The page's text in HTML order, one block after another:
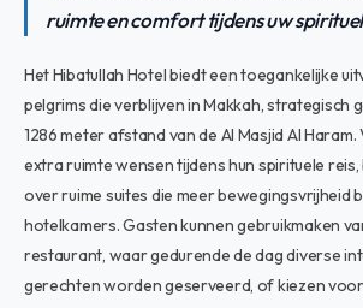
ruimte en comfort tijdens uw
Het Hibatullah Hotel biedt een toegankelijke
pelgrims die verblijven in Makkah, strategisch
1286 meter afstand van de Al Masjid Al
extra ruimte wensen tijdens hun spirituele
over ruime suites die meer bewegingsvrijheid
hotelkamers. Gasten kunnen gebruikmaken
restaurant, waar gedurende de dag diverse
gerechten worden geserveerd, of kiezen